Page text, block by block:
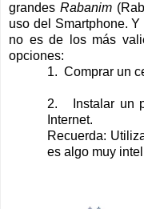
grandes Rabanim
uso del Smartphone.
no es de los más
opciones:
1. Comprar un
2.
Instalar un
Internet.
Recuerda:
es algo muy